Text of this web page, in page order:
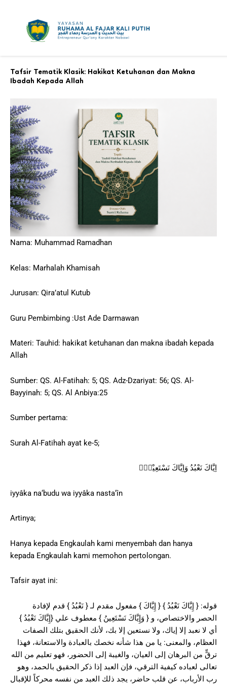
Tafsir Tematik Klasik: Hakikat Ketuhanan dan Makna
Ibadah Kepada Allah
Nama: Muhammad Ramadhan
Kelas: Marhalah Khamisah
Jurusan: Qira’atul Kutub
Guru Pembimbing :Ust Ade Darmawan
Materi: Tauhid: hakikat ketuhanan dan makna ibadah kepada
Allah
Sumber: QS. Al-Fatihah: 5; QS. Adz-Dzariyat: 56; QS. Al-
Bayyinah: 5; QS. Al Anbiya:25
Sumber pertama:
Surah Al-Fatihah ayat ke-5;
اِيَّاكَ نَعْبُدُ وَاِيَّاكَ نَسْتَعِيْنُۗ
iyyâka na‘budu wa iyyâka nasta‘în
Artinya;
Hanya kepada Engkaulah kami menyembah dan hanya
kepada Engkaulah kami memohon pertolongan.
Tafsir ayat ini:
الحصر والاختصاص، و { وَإِيَّاكَ نَسْتَعِينُ } معطوف علي {إِيَّاكَ نَعْبُدُ }
أي لا نعبد إلا إياك، ولا نستعين إلا بك، لأنك الحقيق بتلك الصفات
العظام، والمعنى: يا من هذا شأنه نخصك بالعبادة والاستعانة، فهذا
ترقٍّ من البرهان إلى العيان، والغيبة إلى الحضور، فهو تعليم من الله
تعالى لعباده كيفية الترقي، فإن العبد إذا ذكر الحقيق بالحمد، وهو
رب الأرباب، عن قلب حاضر، يجد ذلك العبد من نفسه محركاً للإقبال